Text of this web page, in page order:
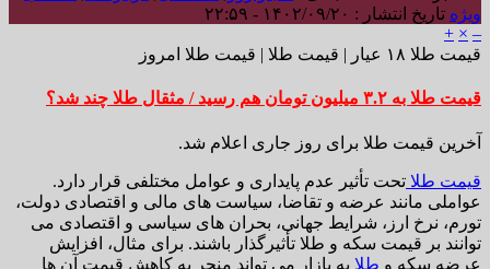
ویژه تاریخ انتشار : ۱۴۰۲/۰۹/۲۰ - ۲۲:۵۹
–
×
+
قیمت طلا ۱۸ عیار | قیمت طلا | قیمت طلا امروز
قیمت طلا به ۳.۲ میلیون تومان هم رسید / مثقال طلا چند شد؟
آخرین قیمت طلا برای روز جاری اعلام شد.
قیمت طلا تحت تأثیر عدم پایداری و عوامل مختلفی قرار دارد.
عواملی مانند عرضه و تقاضا، سیاست های مالی و اقتصادی دولت،
تورم، نرخ ارز، شرایط جهانی، بحران های سیاسی و اقتصادی می
توانند بر قیمت سکه و طلا تأثیرگذار باشند. برای مثال، افزایش
عرضه سکه و طلا به بازار می تواند منجر به کاهش قیمت آن ها